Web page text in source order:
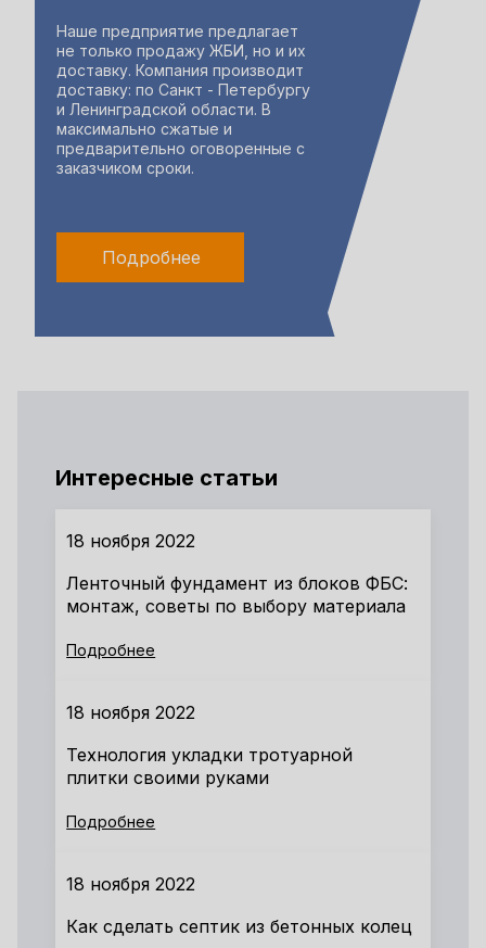
Наше предприятие предлагает
не только продажу ЖБИ, но и их
доставку. Компания производит
доставку: по Санкт - Петербургу
и Ленинградской области. В
максимально сжатые и
предварительно оговоренные с
заказчиком сроки.
Подробнее
Интересные статьи
18 ноября 2022
Ленточный фундамент из блоков ФБС:
монтаж, советы по выбору материала
Подробнее
18 ноября 2022
Технология укладки тротуарной
плитки своими руками
Подробнее
18 ноября 2022
Как сделать септик из бетонных колец